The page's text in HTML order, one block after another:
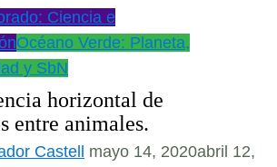
Ciencia e
Océano Verde: Planeta,
y SbN
horizontal de
entre animales.
Castell mayo 14, 2020abril 12,